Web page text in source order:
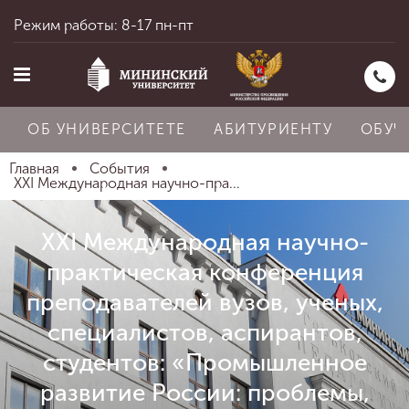
Главная
Об университете
Абитуриенту
Режим работы: 8-17 пн-пт
ОБ УНИВЕРСИТЕТЕ АБИТУРИЕНТУ
Главная
События
XXI Международная научно-пра...
XXI Международная научно-
практическая конференция
преподавателей вузов, ученых,
специалистов, аспирантов,
студентов: «Промышленное
развитие России: проблемы,